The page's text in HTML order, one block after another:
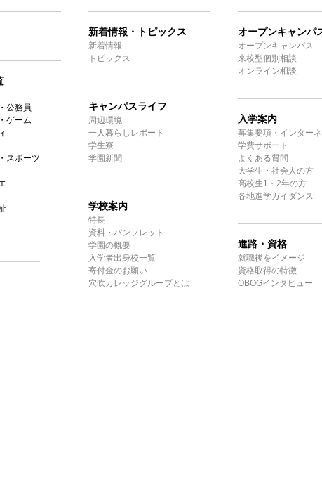
公務員
ゲーム
スポーツ
新着情報・トピックス
新着情報
トピックス
キャンパスライフ
周辺環境
一人暮らしレポート
学生寮
学園新聞
学校案内
特長
資料・パンフレット
学園の概要
入学者出身校一覧
寄付金のお願い
穴吹カレッジグループとは
オープンキャンパ
オープンキャンパス
来校型個別相談
オンライン相談
入学案内
募集要項・インター
学費サポート
よくある質問
大学生・社会人の方
高校生1・2年の方
各地進学ガイダンス
進路・資格
就職後をイメージ
資格取得の特徴
OBOGインタビュー